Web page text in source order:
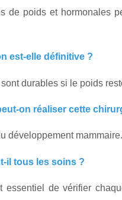
de poids et hormonales
est-elle définitive ?
durables si le poids
on réaliser cette
développement mammaire.
il tous les soins ?
essentiel de vérifier